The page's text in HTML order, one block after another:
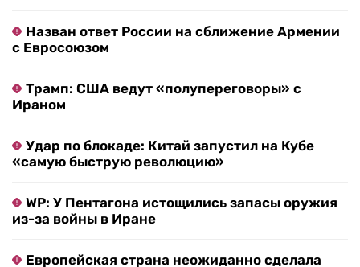
Назван ответ России на сближение Армении
с Евросоюзом
Трамп: США ведут «полупереговоры» с
Ираном
Удар по блокаде: Китай запустил на Кубе
«самую быструю революцию»
WP: У Пентагона истощились запасы оружия
из-за войны в Иране
Европейская страна неожиданно сделала